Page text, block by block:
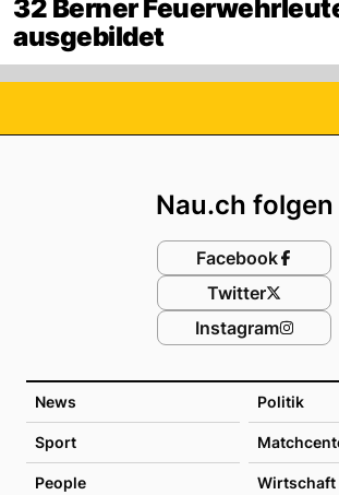
32 Berner
ausgebildet
News Politik
Sport
People Wirtschaft
Nau.ch folgen
Facebook
Twitter
Instagram